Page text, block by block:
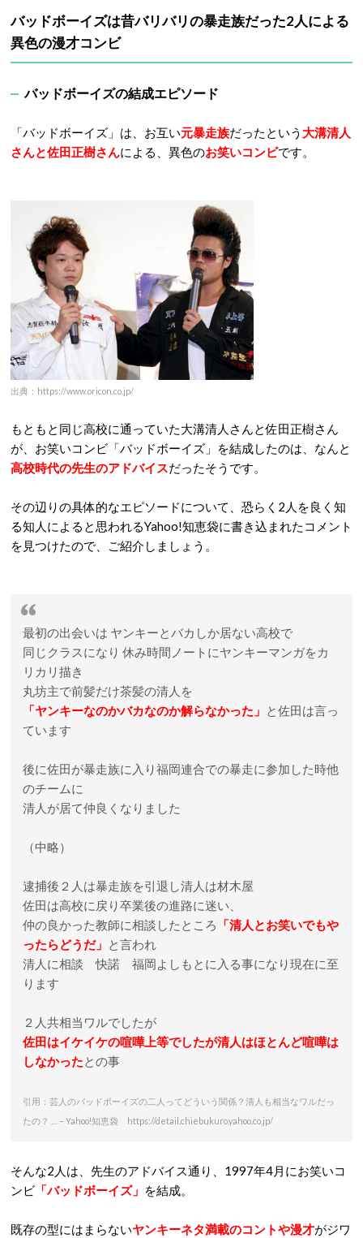
バッドボーイズは昔バリバリの暴走族だった2人による
異色の漫才コンビ
バッドボーイズの結成エピソード
「バッドボーイズ」は、お互い元暴走族だったという 大溝清人
さんと佐田正樹さんによる、異色のお笑いコンビです。
出典：https://www.oricon.co.jp/
もともと同じ高校に通っていた大溝清人さんと佐田正樹さん
が、お笑いコンビ「バッドボーイズ」を結成したのは、なんと
高校時代の先生のアドバイスだったそうです。
その辺りの具体的なエピソードについて、恐らく2人を良く知
る知人によると思われるYahoo!知恵袋に書き込まれたコメント
を見つけたので、ご紹介しましょう。
最初の出会いは ヤンキーとバカしか居ない高校で
同じクラスになり 休み時間ノートにヤンキーマンガをカ
リカリ描き
丸坊主で前髪だけ茶髪の清人を
「ヤンキーなのかバカなのか解らなかった」 と佐田は言っ
ています
後に佐田が暴走族に入り福岡連合での暴走に参加した時他
のチームに
清人が居て仲良くなりました
（中略）
逮捕後２人は暴走族を引退し清人は材木屋
佐田は高校に戻り卒業後の進路に迷い、
仲の良かった教師に相談したところ
「清人とお笑いでもや
ったらどうだ」 と言われ
清人に相談 快諾 福岡よしもとに入る事になり現在に至
ります
２人共相当ワルでしたが
佐田はイケイケの喧嘩上等でしたが清人はほとんど喧嘩は
しなかったとの事
引用：芸人のバッドボーイズの二人ってどういう関係？清人も相当なワルだっ
たの？ … – Yahoo!知恵袋 https://detail.chiebukuro.yahoo.co.jp/
そんな2人は、先生のアドバイス通り、1997年4月にお笑いコ
ンビ 「バッドボーイズ」 を結成。
既存の型にはまらないヤンキーネタ満載のコントや漫才がジワ